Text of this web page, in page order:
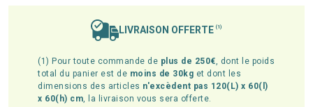
LIVRAISON OFFERTE (1)
(1) Pour toute commande de plus de 250€, dont le poids
total du panier est de moins de 30kg et dont les
dimensions des articles n'excèdent pas 120(L) x 60(l)
x 60(h) cm, la livraison vous sera offerte.